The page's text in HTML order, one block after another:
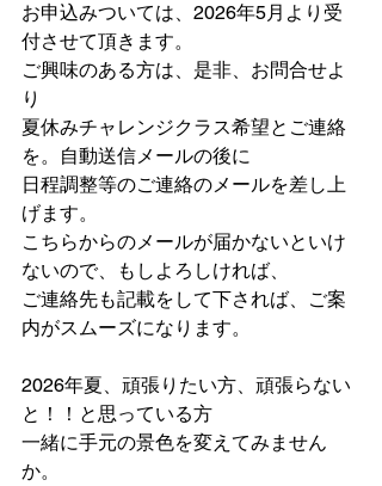
お申込みついては、2026年5月より受
付させて頂きます。
ご興味のある方は、是非、お問合せよ
り
夏休みチャレンジクラス希望とご連絡
を。自動送信メールの後に
日程調整等のご連絡のメールを差し上
げます。
こちらからのメールが届かないといけ
ないので、もしよろしければ、
ご連絡先も記載をして下されば、ご案
内がスムーズになります。
2026年夏、頑張りたい方、頑張らない
と！！と思っている方
一緒に手元の景色を変えてみません
か。